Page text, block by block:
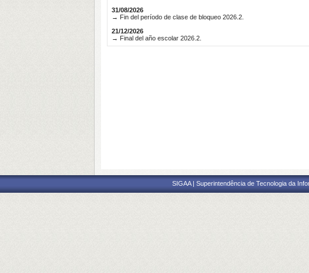
31/08/2026
→ Fin del período de clase de bloqueo 2026.2.
21/12/2026
→ Final del año escolar 2026.2.
SIGAA | Superintendência de Tecnologia da